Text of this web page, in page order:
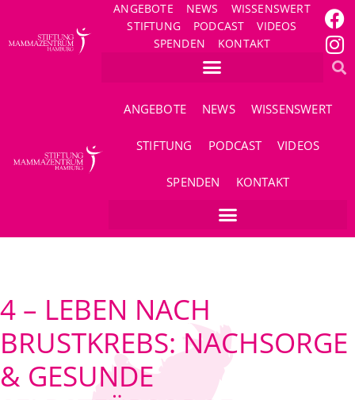
ANGEBOTE NEWS
WISSENSWERT
STIFTUNG
PODCAST
VIDEOS
SPENDEN
KONTAKT
ANGEBOTE NEWS WISSENSWERT
STIFTUNG PODCAST VIDEOS
SPENDEN KONTAKT
4 – LEBEN NACH
BRUSTKREBS: NACHSORGE
& GESUNDE